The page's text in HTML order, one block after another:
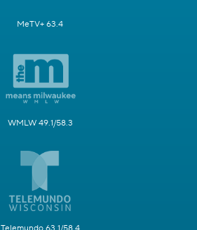
MeTV+ 63.4
WMLW 49.1/58.3